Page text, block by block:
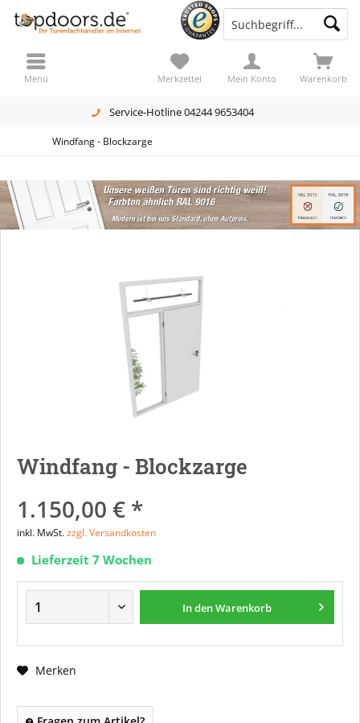
Service-Hotline 04244 9653404
Warenkorb
Merkzettel Mein Konto
Menü
Windfang - Blockzarge
Windfang - Blockzarge
1.150,00 € *
inkl. MwSt.zzgl. Versandkosten
Lieferzeit 7 Wochen
In denWarenkorb
Merken